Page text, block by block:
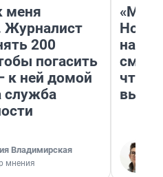
меня
Журналист
200
погасить
к ней домой
служба
Владимирская
мнения
«Мы